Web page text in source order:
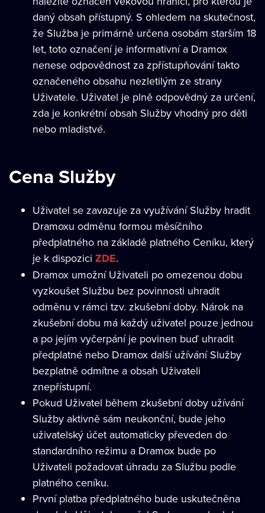
daný obsah přístupný. S ohledem na skutečnost,
že Služba je primárně určena osobám starším 18
let, toto označení je informativní a Dramox
nenese odpovědnost za zpřístupňování takto
označeného obsahu nezletilým ze strany
Uživatele. Uživatel je plně odpovědný za určení,
zda je konkrétní obsah Služby vhodný pro děti
nebo mladistvé.
Cena Služby
Uživatel se zavazuje za využívání Služby hradit
Dramoxu odměnu formou měsíčního
předplatného na základě platného Ceníku, který
je k dispozici ZDE.
Dramox umožní Uživateli po omezenou dobu
vyzkoušet Službu bez povinnosti uhradit
odměnu v rámci tzv. zkušební doby. Nárok na
zkušební dobu má každý uživatel pouze jednou
a po jejím vyčerpání je povinen buď uhradit
předplatné nebo Dramox další užívání Služby
bezplatně odmítne a obsah Uživateli
znepřístupní.
Pokud Uživatel během zkušební doby užívání
Služby aktivně sám neukonční, bude jeho
uživatelský účet automaticky převeden do
standardního režimu a Dramox bude po
Uživateli požadovat úhradu za Službu podle
platného ceníku.
První platba předplatného bude uskutečněna